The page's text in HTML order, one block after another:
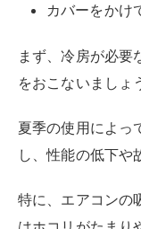
カバーをかけ
まず、冷房が必要
をおこないましょ
夏季の使用によっ
し、性能の低下や
特に、エアコンの